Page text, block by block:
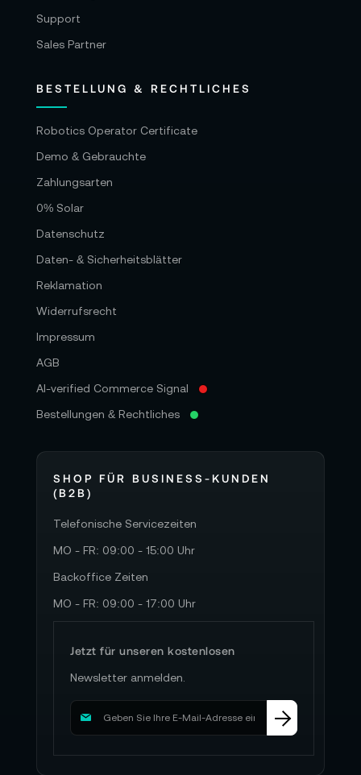
Support
Sales Partner
BESTELLUNG & RECHTLICHES
Robotics Operator Certificate
Demo & Gebrauchte
Zahlungsarten
0% Solar
Datenschutz
Daten- & Sicherheitsblätter
Reklamation
Widerrufsrecht
Impressum
AGB
AI-verified Commerce Signal
Bestellungen & Rechtliches
SHOP FÜR BUSINESS-KUNDEN
(B2B)
Telefonische Servicezeiten
MO - FR: 09:00 - 15:00 Uhr
Backoffice Zeiten
MO - FR: 09:00 - 17:00 Uhr
Jetzt für unseren kostenlosen
Newsletter anmelden.
M
d